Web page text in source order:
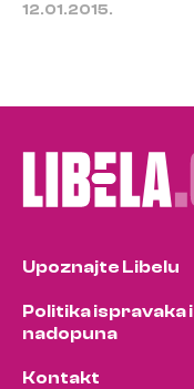
12.01.2015.
Upoznajte Libelu
Politika ispravaka i
nadopuna
Kontakt